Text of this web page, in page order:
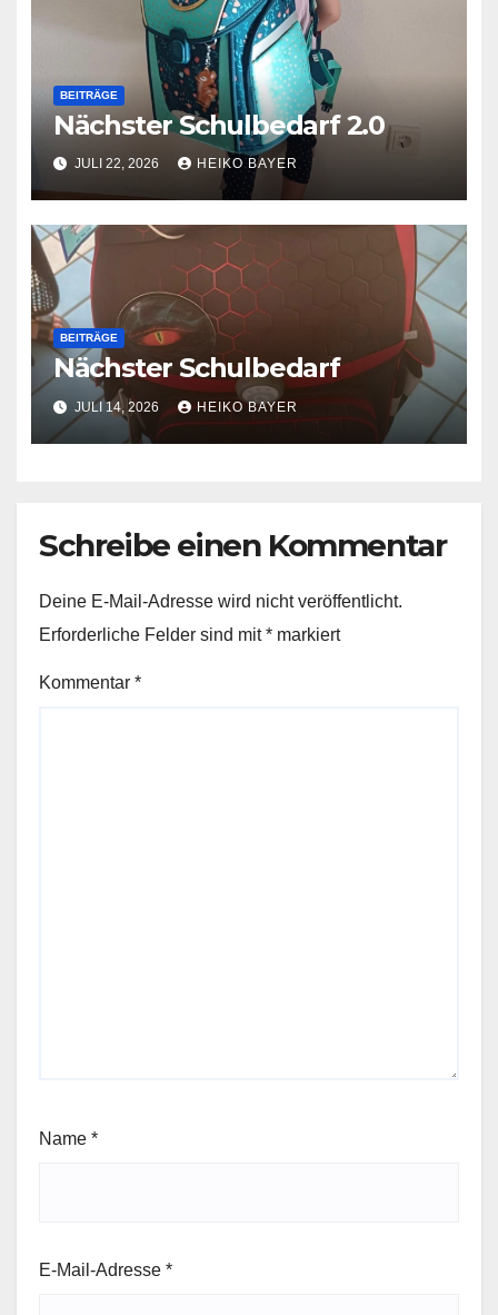
BEITRÄGE
Nächster Schulbedarf 2.0
JULI 22, 2026 HEIKO BAYER
BEITRÄGE
Nächster Schulbedarf
JULI 14, 2026 HEIKO BAYER
Schreibe einen Kommentar
Deine E-Mail-Adresse wird nicht veröffentlicht.
Erforderliche Felder sind mit* markiert
Kommentar *
Name *
E-Mail-Adresse *